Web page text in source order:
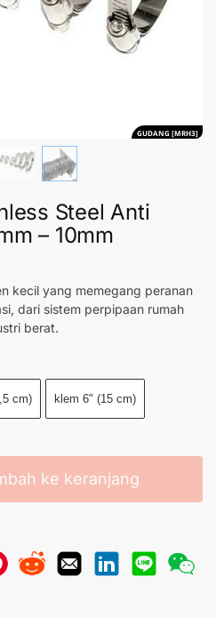
GUDANG [MRH3]
Steel Anti
– 10mm
kecil yang memegang peranan
dari sistem perpipaan rumah
berat.
cm) klem 6" (15 cm)
ke keranjang